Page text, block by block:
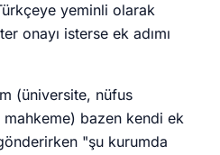
yeminli olarak
onayı isterse ek adımı
(üniversite, nüfus
bazen kendi ek
"şu kurumda